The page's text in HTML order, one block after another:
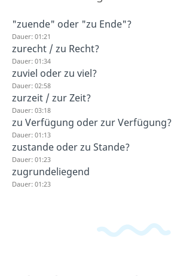
"zuende" oder "zu Ende"?
Dauer: 01:21
zurecht / zu Recht?
Dauer: 01:34
zuviel oder zu viel?
Dauer: 02:58
zurzeit / zur Zeit?
Dauer: 03:18
zu Verfügung oder zur Verfügung?
Dauer: 01:13
zustande oder zu Stande?
Dauer: 01:23
zugrundeliegend
Dauer: 01:23